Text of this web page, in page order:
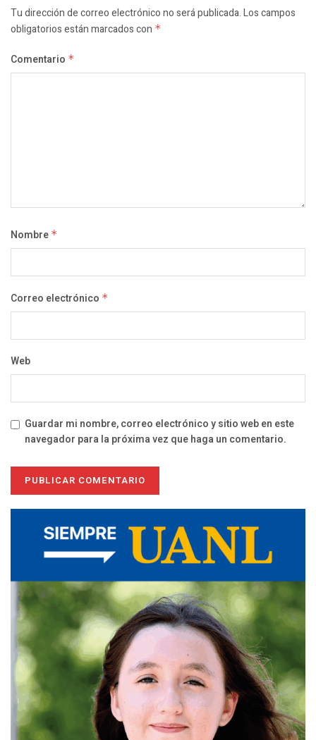
Tu dirección de correo electrónico no será publicada.Los campos
obligatorios están marcados con *
Comentario *
Nombre *
Correo electrónico *
Web
Guardar mi nombre, correo electrónico y sitio web en este
navegador para la próxima vez que haga un comentario.